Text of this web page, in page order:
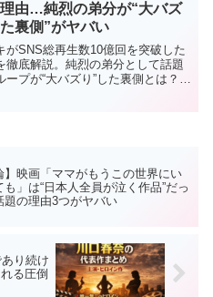
理由…純烈の弟分が“大バズ
裏側”がヤバい
がSNS総再生数10億回を突破した
徹底解説。純烈の弟分として話題
ープが“大バズり”した裏側とは？ダ
】映画「ママがもうこの世界にい
も」は“日本人全員が泣く作品”だっ
の理由3つがヤバい
あり続け
る圧倒